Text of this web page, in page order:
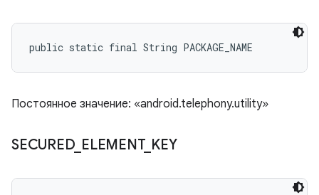
public static final String PACKAGE_NAME
Постоянное значение: «android.telephony.utility»
SECURED_ ELEMENT_ KEY